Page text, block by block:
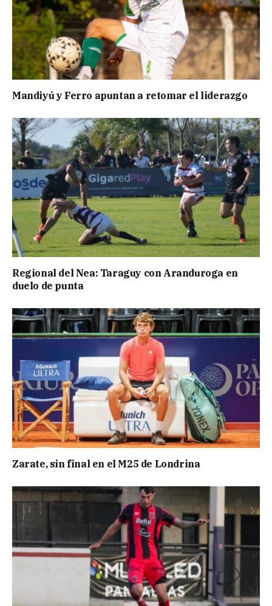
Mandiyú y Ferro apuntan a retomar el liderazgo
Regional del Nea: Taraguy con Aranduroga en
duelo de punta
Zarate, sin final en el M25 de Londrina